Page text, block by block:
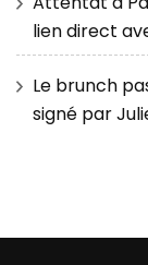
lien direct
Le brunch
signé par